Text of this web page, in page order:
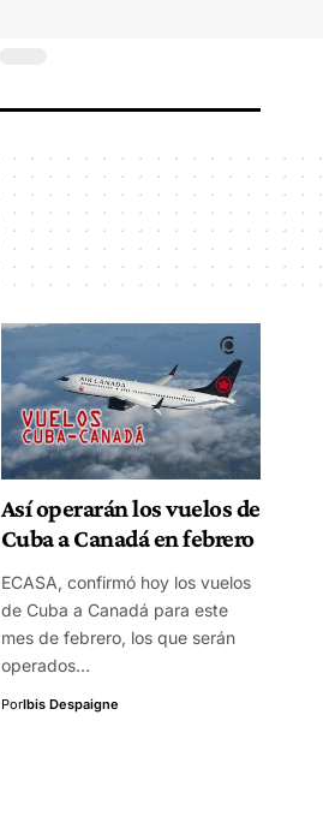
Así operarán los vuelos de
Cuba a Canadá en febrero
ECASA, confirmó hoy los vuelos
de Cuba a Canadá para este
mes de febrero, los que serán
operados…
PorIbis Despaigne